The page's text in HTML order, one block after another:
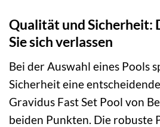
Qualität und Sicherheit:
Sie sich verlassen
Bei der Auswahl eines Pools
Sicherheit eine
Gravidus Fast Set Pool von
beiden Punkten. Die robuste